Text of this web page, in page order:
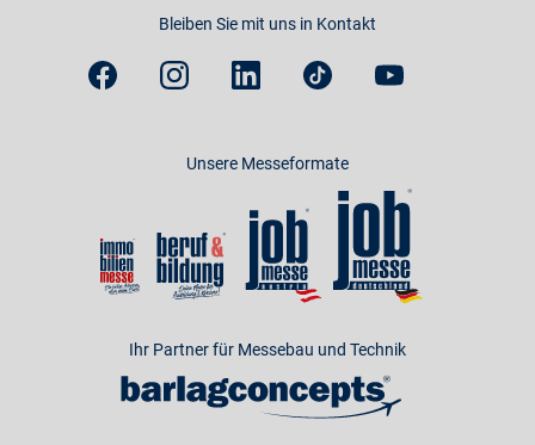
Bleiben Sie mit uns in Kontakt
Unsere Messeformate
Ihr Partner für Messebau und Technik